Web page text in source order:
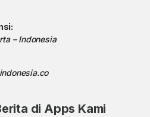
– Indonesia
di Apps Kami